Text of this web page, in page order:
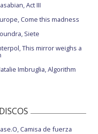
Colbert / 2019
2020
Act III
Come this madness
Siete
This mirror weighs a
Imbruglia, Algorithm
Camisa de fuerza